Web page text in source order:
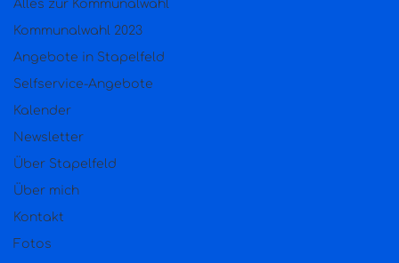
Alles zur Kommunalwahl
Kommunalwahl 2023
Angebote in Stapelfeld
Selfservice-Angebote
Kalender
Newsletter
Über Stapelfeld
Über mich
Kontakt
Fotos